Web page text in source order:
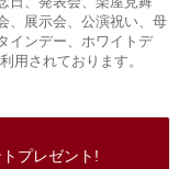
、展示会、公演祝い、母
インデー、ホワイトデ
用されております。
プレゼント!